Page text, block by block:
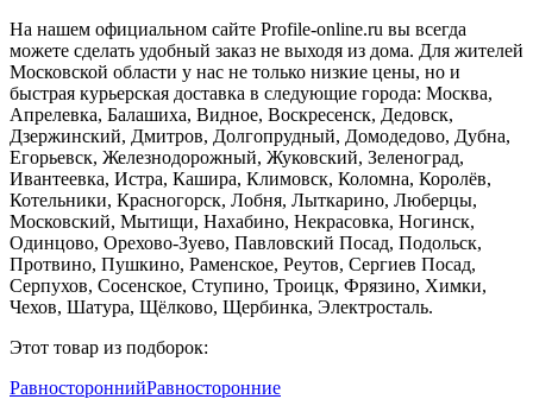
На нашем официальном сайте Profile-online.ru вы всегда
можете сделать удобный заказ не выходя из дома. Для жителей
Московской области у нас не только низкие цены, но и
быстрая курьерская доставка в следующие города: Москва,
Апрелевка, Балашиха, Видное, Воскресенск, Дедовск,
Дзержинский, Дмитров, Долгопрудный, Домодедово, Дубна,
Егорьевск, Железнодорожный, Жуковский, Зеленоград,
Ивантеевка, Истра, Кашира, Климовск, Коломна, Королёв,
Котельники, Красногорск, Лобня, Лыткарино, Люберцы,
Московский, Мытищи, Нахабино, Некрасовка, Ногинск,
Одинцово, Орехово-Зуево, Павловский Посад, Подольск,
Протвино, Пушкино, Раменское, Реутов, Сергиев Посад,
Серпухов, Сосенское, Ступино, Троицк, Фрязино, Химки,
Чехов, Шатура, Щёлково, Щербинка, Электросталь.
Этот товар из подборок:
РавностороннийРавносторонние